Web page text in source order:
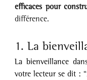
efficaces pour
différence.
1. La
La bienveillance
votre lecteur se dit :